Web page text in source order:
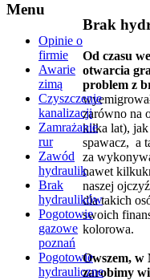
Brak
Od czasu
otwarcia
problem z
zarówno na
kilka lat), jak
spawacz, a
za
nawet
naszej
dla takich
swoich
kolorowa.
Owszem, w
zarobimy
Menu
Opinie o
firmie
Awarie
zimą
Czyszczenie
kanalizacji
Zamrażanie
rur
Zawód
hydraulik
Brak
hydraulików
Pogotowie
gazowe
poznań
Pogotowie
hydrauliczne